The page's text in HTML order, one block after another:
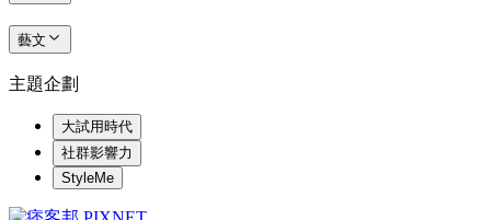
藝文
主題企劃
大試用時代
社群影響力
StyleMe